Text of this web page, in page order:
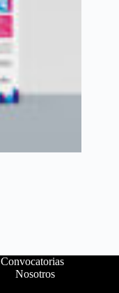
Convocatorias
Nosotros